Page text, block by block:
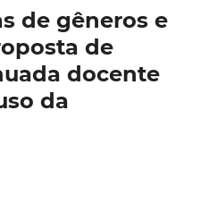
de gêneros e
de
docente
da